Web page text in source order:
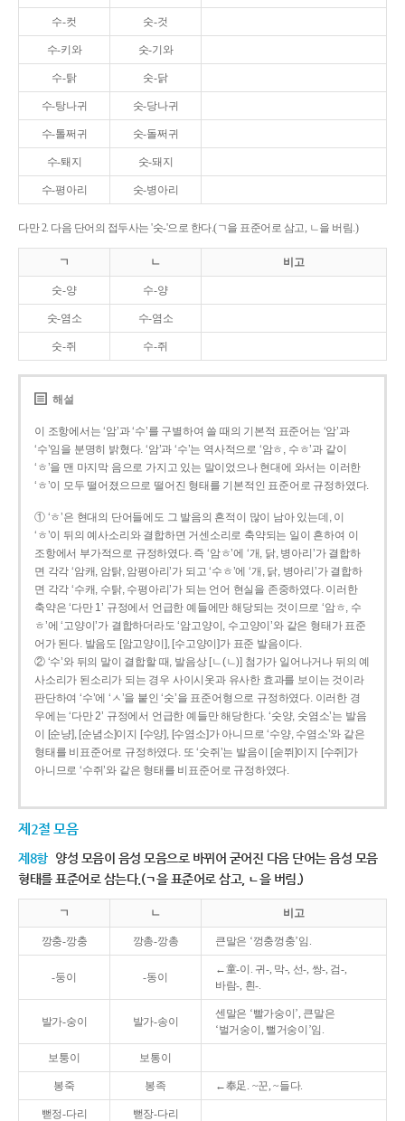
수-컷 숫-것
수-키와 숫-기와
수-탉 숫-닭
수-탕나귀 숫-당나귀
수-톨쩌귀 숫-돌쩌귀
수-퇘지 숫-돼지
수-평아리 숫-병아리
다만 2. 다음 단어의 접두사는 '숫-'으로 한다.(ㄱ을 표준어로 삼고, ㄴ을 버림.)
ㄱ ㄴ 비고
숫-양 수-양
숫-염소 수-염소
숫-쥐 수-쥐
해설
이 조항에서는 ‘암’과 ‘수’를 구별하여 쓸 때의 기본적 표준어는 ‘암’과
‘수’임을 분명히 밝혔다. ‘암’과 ‘수’는 역사적으로 ‘암ㅎ, 수ㅎ’과 같이
‘ㅎ’을 맨 마지막 음으로 가지고 있는 말이었으나 현대에 와서는 이러한
‘ㅎ’이 모두 떨어졌으므로 떨어진 형태를 기본적인 표준어로 규정하였다.
① ‘ㅎ’은 현대의 단어들에도 그 발음의 흔적이 많이 남아 있는데, 이
‘ㅎ’이 뒤의 예사소리와 결합하면 거센소리로 축약되는 일이 흔하여 이
조항에서 부가적으로 규정하였다. 즉 ‘암ㅎ’에 ‘개, 닭, 병아리’가 결합하
면 각각 ‘암캐, 암탉, 암평아리’가 되고 ‘수ㅎ’에 ‘개, 닭, 병아리’가 결합하
면 각각 ‘수캐, 수탉, 수평아리’가 되는 언어 현실을 존중하였다. 이러한
축약은 ‘다만 1’ 규정에서 언급한 예들에만 해당되는 것이므로 ‘암ㅎ, 수
ㅎ’에 ‘고양이’가 결합하더라도 ‘암고양이, 수고양이’와 같은 형태가 표준
어가 된다. 발음도 [암고양이], [수고양이]가 표준 발음이다.
② ‘수’와 뒤의 말이 결합할 때, 발음상 [ㄴ(ㄴ)] 첨가가 일어나거나 뒤의 예
사소리가 된소리가 되는 경우 사이시옷과 유사한 효과를 보이는 것이라
판단하여 ‘수’에 ‘ㅅ’을 붙인 ‘숫’을 표준어형으로 규정하였다. 이러한 경
우에는 ‘다만 2’ 규정에서 언급한 예들만 해당한다. ‘숫양, 숫염소’는 발음
이 [순냥], [순념소]이지 [수양], [수염소]가 아니므로 ‘수양, 수염소’와 같은
형태를 비표준어로 규정하였다. 또 ‘숫쥐’는 발음이 [숟쮜]이지 [수쥐]가
아니므로 ‘수쥐’와 같은 형태를 비표준어로 규정하였다.
제2절 모음
제8항 양성 모음이 음성 모음으로 바뀌어 굳어진 다음 단어는 음성 모음
형태를 표준어로 삼는다.(ㄱ을 표준어로 삼고, ㄴ을 버림.)
ㄱ ㄴ 비고
깡충-깡충 깡총-깡총 큰말은 ‘껑충껑충’임.
-둥이 -동이
←童-이. 귀-, 막-, 선-, 쌍-, 검-,
바람-, 흰-.
발가-숭이 발가-송이
센말은 ‘빨가숭이’, 큰말은
‘벌거숭이, 뻘거숭이’임.
보퉁이 보통이
봉죽 봉족 ←奉足. ~꾼, ~들다.
뻗정-다리 뻗장-다리